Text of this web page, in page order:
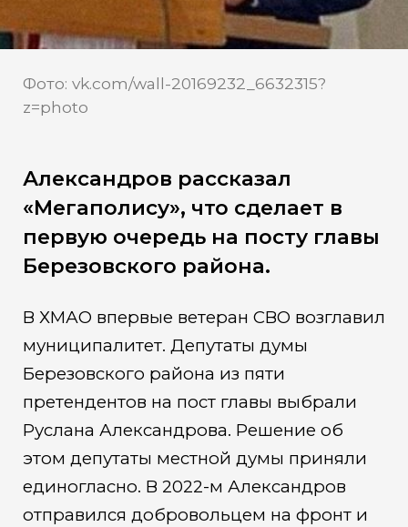
Фото: vk.com/wall-20169232_6632315?
z=photo
Александров рассказал
«Мегаполису», что сделает в
первую очередь на посту главы
Березовского района.
В ХМАО впервые ветеран СВО возглавил
муниципалитет. Депутаты думы
Березовского района из пяти
претендентов на пост главы выбрали
Руслана Александрова. Решение об
этом депутаты местной думы приняли
единогласно. В 2022-м Александров
отправился добровольцем на фронт и